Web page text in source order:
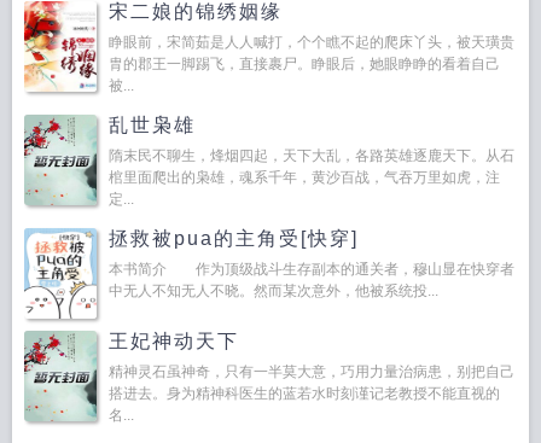
宋二娘的锦绣姻缘
睁眼前，宋简茹是人人喊打，个个瞧不起的爬床丫头，被天璜贵
胄的郡王一脚踢飞，直接裹尸。睁眼后，她眼睁睁的看着自己
被...
乱世枭雄
隋末民不聊生，烽烟四起，天下大乱，各路英雄逐鹿天下。从石
棺里面爬出的枭雄，魂系千年，黄沙百战，气吞万里如虎，注
定...
拯救被pua的主角受[快穿]
本书简介 作为顶级战斗生存副本的通关者，穆山显在快穿者
中无人不知无人不晓。然而某次意外，他被系统投...
王妃神动天下
精神灵石虽神奇，只有一半莫大意，巧用力量治病患，别把自己
搭进去。身为精神科医生的蓝若水时刻谨记老教授不能直视的
名...